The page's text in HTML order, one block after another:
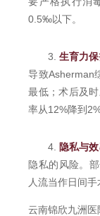
0.5‰以下。
3.生育力
导致Asherman
最低；术后及
率从12%降到2%
4.隐私与
隐私的风险。
人流当作日间
云南锦欣九洲